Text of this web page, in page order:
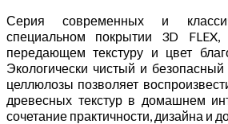
Серия современных и
специальном покрытии 3D FLEX,
передающем текстуру и цвет
Экологически чистый и
целлюлозы позволяет
древесных текстур в домашнем
сочетание практичности, дизайна и